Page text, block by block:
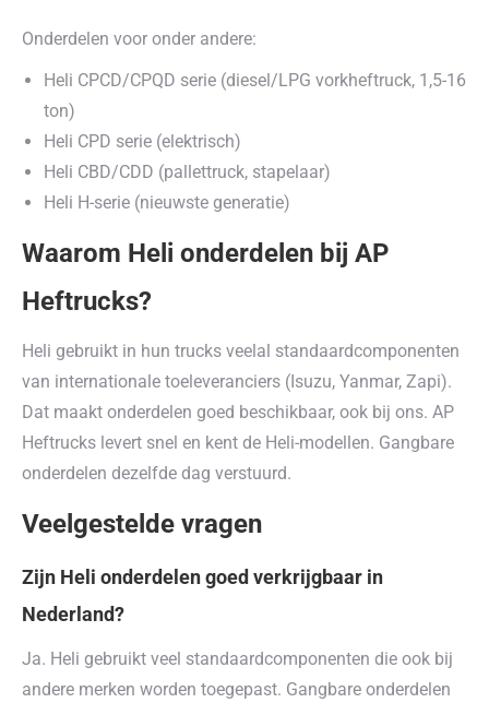
Onderdelen voor onder andere:
Heli CPCD/CPQD serie (diesel/LPG vorkheftruck, 1,5-16
ton)
Heli CPD serie (elektrisch)
Heli CBD/CDD (pallettruck, stapelaar)
Heli H-serie (nieuwste generatie)
Waarom Heli onderdelen bij AP
Heftrucks?
Heli gebruikt in hun trucks veelal standaardcomponenten
van internationale toeleveranciers (Isuzu, Yanmar, Zapi).
Dat maakt onderdelen goed beschikbaar, ook bij ons. AP
Heftrucks levert snel en kent de Heli-modellen. Gangbare
onderdelen dezelfde dag verstuurd.
Veelgestelde vragen
Zijn Heli onderdelen goed verkrijgbaar in
Nederland?
Ja. Heli gebruikt veel standaardcomponenten die ook bij
andere merken worden toegepast. Gangbare onderdelen